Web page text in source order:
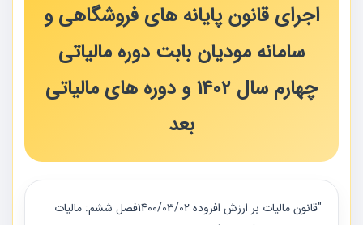
اجرای قانون پایانه های فروشگاهی و
سامانه مودیان بابت دوره مالیاتی
چهارم سال 1402 و دوره های مالیاتی
بعد
"قانون مالیات بر ارزش افزوده 1400/03/02فصل ششم: مالیات